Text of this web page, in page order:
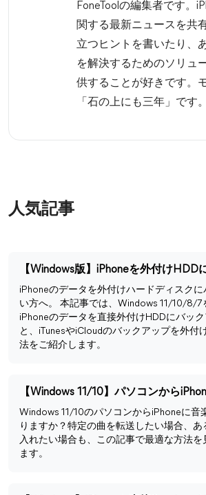
FoneToolの編集者です。
関する最新ニュースを共
立つヒントを書いたり、
を解決するためのソリュ
供することが好きです。
「石の上にも三年」です。
人気記事
iPhoneのデータを外付けハードディスク
い方へ。 本記事では、Windows 11/10/8/7
iPhoneのデータを直接外付けHDDにバッ
と、iTunesやiCloudのバックアップを外付
法をご紹介します。
Windows 11/10のパソコンからiPhoneに音
りますか？特定の曲を転送したい場合、
入れたい場合も、この記事で最適な方法を
ます。